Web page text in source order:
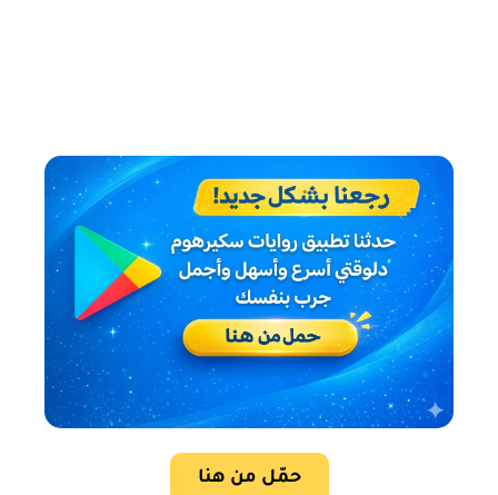
حمّل من هنا